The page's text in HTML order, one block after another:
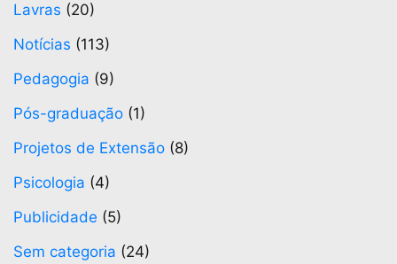
Lavras (20)
Notícias (113)
Pedagogia (9)
Pós-graduação (1)
Projetos de Extensão (8)
Psicologia (4)
Publicidade (5)
Sem categoria (24)